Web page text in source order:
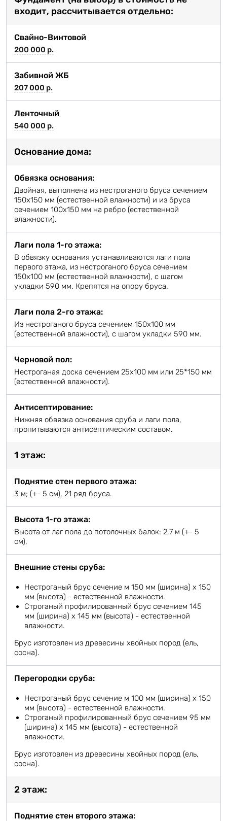
входит, рассчитывается отдельно:
Свайно-Винтовой
200 000 р.
Забивной ЖБ
207 000 р.
Ленточный
540 000 р.
Основание дома:
Обвязка основания:
Двойная, выполнена из нестроганого бруса сечением
150х150 мм (естественной влажности) и из бруса
сечением 100х150 мм на ребро (естественной
влажности).
Лаги пола 1-го этажа:
В обвязку основания устанавливаются лаги пола
первого этажа, из нестроганого бруса сечением
150х100 мм (естественной влажности), с шагом
укладки 590 мм. Крепятся на опору бруса.
Лаги пола 2-го этажа:
Из нестроганого бруса сечением 150х100 мм
(естественной влажности), с шагом укладки 590 мм.
Черновой пол:
Нестроганая доска сечением 25х100 мм или 25*150 мм
(естественной влажности).
Антисептирование:
Нижняя обвязка основания сруба и лаги пола,
пропитываются антисептическим составом.
1 этаж:
Поднятие стен первого этажа:
3 м; (+- 5 см), 21 ряд бруса.
Высота 1-го этажа:
Высота от лаг пола до потолочных балок: 2,7 м (+- 5
см),
Внешние стены сруба:
Нестроганый брус сечение м 150 мм (ширина) х 150
мм (высота) - естественной влажности.
Строганый профилированный брус сечением 145
мм (ширина) х 145 мм (высота) - естественной
влажности.
Брус изготовлен из древесины хвойных пород (ель,
сосна).
Перегородки сруба:
Нестроганый брус сечение м 100 мм (ширина) х 150
мм (высота) - естественной влажности.
Строганый профилированный брус сечением 95 мм
(ширина) х 145 мм (высота) - естественной
влажности.
Брус изготовлен из древесины хвойных пород (ель,
сосна).
2 этаж:
Поднятие стен второго этажа: